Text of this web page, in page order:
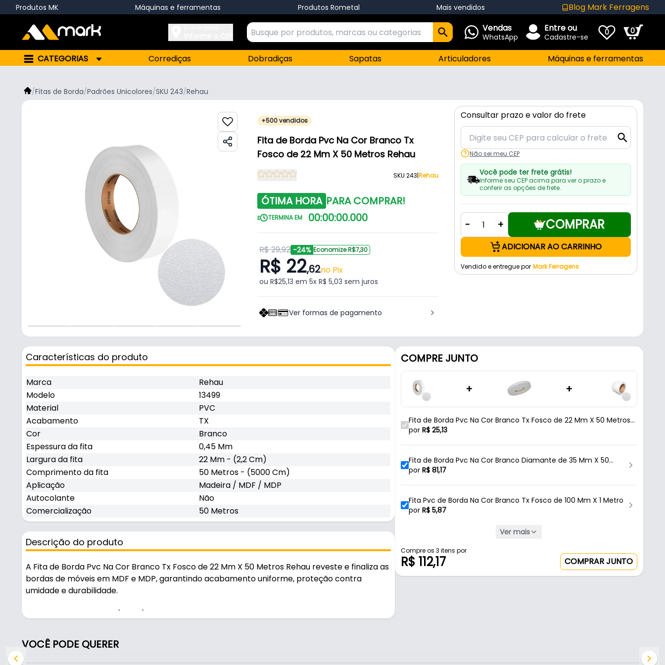
Produtos MK Máquinas e ferramentas Produtos Rometal Mais vendidos Blog Mark Ferragens
Vendas
WhatsApp
Entre ou
Cadastre-se 0 0
CATEGORIAS Corrediças Dobradiças Sapatas Articuladores Máquinas e ferramentas
/Fitas de Borda/Padrões Unicolores/SKU 243/Rehau
+500 vendidos
Fita de Borda Pvc Na Cor Branco Tx
Fosco de 22 Mm X 50 Metros Rehau
SKU 243|Rehau
ÓTIMA HORA PARA COMPRAR!
TERMINA EM 00:00:00.000
R$ 29,92 -24% Economize R$7,30
R$ 22,62no Pix
ou R$25,13 em 5x R$ 5,03 sem juros
Ver formas de pagamento
Consultar prazo e valor do frete
Não sei meu CEP
Você pode ter frete grátis!
Informe seu CEP acima para ver o prazo e
conferir as opções de frete.
- + COMPRAR
ADICIONAR AO CARRINHO
Vendido e entregue por Mark Ferragens
Características do produto
Marca
Rehau
Modelo
13499
Material
PVC
Acabamento
TX
Cor
Branco
Espessura da fita
0,45 Mm
Largura da fita
22 Mm - (2,2 Cm)
Comprimento da fita
50 Metros - (5000 Cm)
Aplicação
Madeira / MDF / MDP
Autocolante
Não
Comercialização
50 Metros
Descrição do produto
A Fita de Borda Pvc Na Cor Branco Tx Fosco de 22 Mm X 50 Metros Rehau reveste e finaliza as
bordas de móveis em MDF e MDP, garantindo acabamento uniforme, proteção contra
umidade e durabilidade.
Indicado para madeira / mdf / mdp.
Fabricada em PVC com acabamento tx, é resistente e durável no uso diário.
COMPRE JUNTO
+ +
Fita de Borda Pvc Na Cor Branco Tx Fosco de 22 Mm X 50 Metros
Rehau
por R$ 25,13
Fita de Borda Pvc Na Cor Branco Diamante de 35 Mm X 50
Metros Rehau
por R$ 81,17
Fita Pvc de Borda Na Cor Branco Tx Fosco de 100 Mm X 1 Metro
por R$ 5,87
Metros Rehau
por R$148,37
Ver mais
Compre os 3 itens por
R$ 112,17 COMPRAR JUNTO
VOCÊ PODE QUERER